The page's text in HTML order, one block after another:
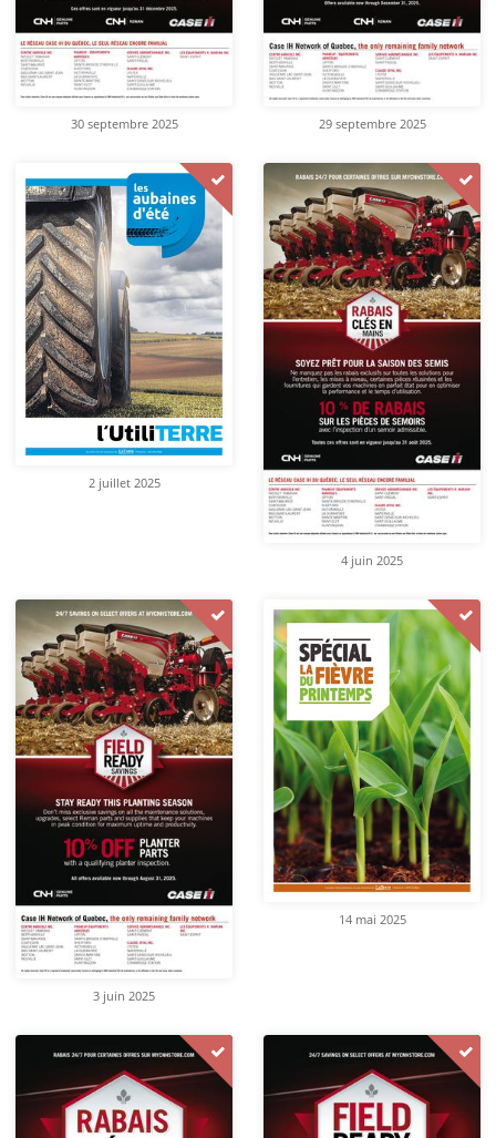
30 septembre 2025 29 septembre 2025
2 juillet 2025
4 juin 2025
3 juin 2025
14 mai 2025